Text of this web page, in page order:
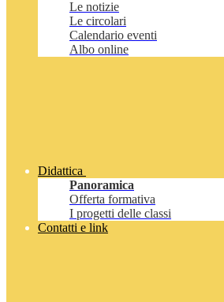
Le notizie
Le circolari
Calendario eventi
Albo online
Didattica
Panoramica
Offerta formativa
I progetti delle classi
Contatti e link